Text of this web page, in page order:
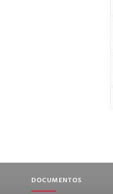
DOCUMENTOS